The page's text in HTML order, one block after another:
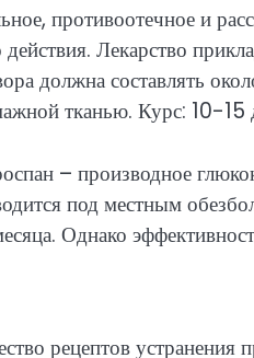
противоотечное и
Лекарство
должна составлять
тканью. Курс: 10-15
– производное
под местным
Однако
рецептов